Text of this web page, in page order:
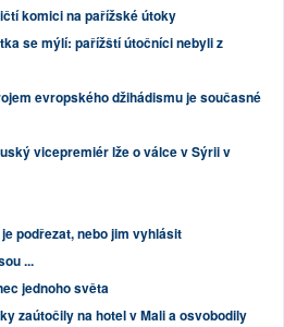
komici na pařížské útoky
se mýlí: pařížští útočníci nebyli z
evropského džihádismu je současné
vicepremiér lže o válce v Sýrii v
podřezat, nebo jim vyhlásit
...
jednoho světa
zaútočily na hotel v Mali a osvobodily